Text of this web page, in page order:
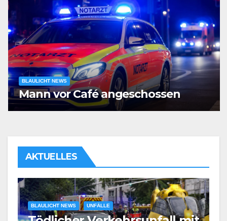
BLAULICHT NEWS
Mann vor Café angeschossen
AKTUELLES
BLAULICHT NEWS UNFÄLLE